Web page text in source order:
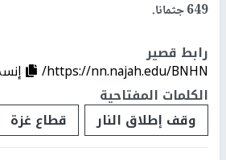
649 جثمانا.
رابط قصير
https://nn.najah.edu/BNHN/
الكلمات المفتاحية
وقف إطلاق النار
قطاع غزة